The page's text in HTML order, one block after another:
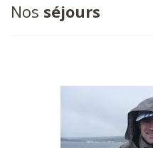
Nos séjours